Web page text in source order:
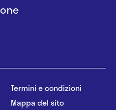
Termini e condizioni
Mappa del sito